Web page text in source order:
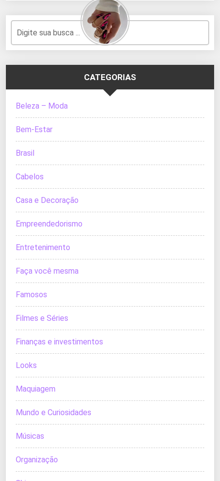
CATEGORIAS
Beleza – Moda
Bem-Estar
Brasil
Cabelos
Casa e Decoração
Empreendedorismo
Entretenimento
Faça você mesma
Famosos
Filmes e Séries
Finanças e investimentos
Looks
Maquiagem
Mundo e Curiosidades
Músicas
Organização